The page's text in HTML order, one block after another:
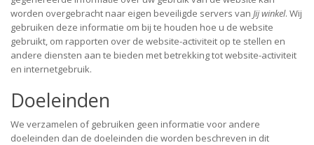
worden overgebracht naar eigen beveiligde servers van Jij winkel. Wij
gebruiken deze informatie om bij te houden hoe u de website
gebruikt, om rapporten over de website-activiteit op te stellen en
andere diensten aan te bieden met betrekking tot website-activiteit
en internetgebruik.
Doeleinden
We verzamelen of gebruiken geen informatie voor andere
doeleinden dan de doeleinden die worden beschreven in dit